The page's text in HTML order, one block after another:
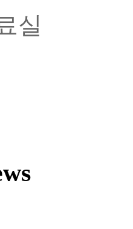
실